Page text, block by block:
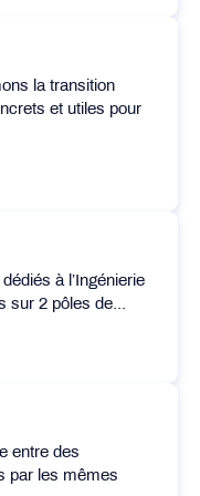
la transition
et utiles pour
à l’Ingénierie
sur 2 pôles de...
entre des
par les mêmes